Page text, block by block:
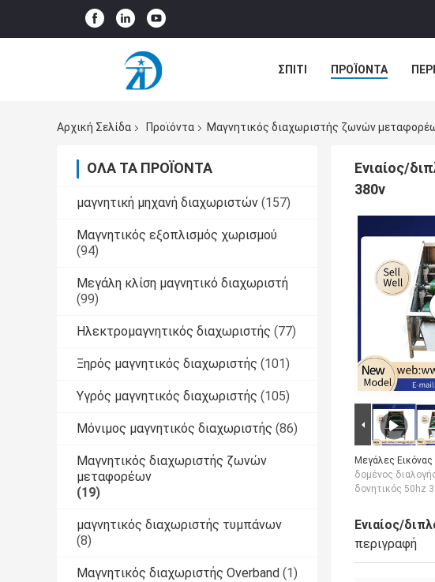
ΣΠΊΤΙ ΠΡΟΪΌΝΤΑ
Αρχική Σελίδα
Προϊόντα Μαγνητικός διαχωριστής ζωνών
ΌΛΑ ΤΑ ΠΡΟΪΌΝΤΑ
μαγνητική μηχανή διαχωριστών (157)
Μαγνητικός εξοπλισμός χωρισμού
(94)
Μεγάλη κλίση μαγνητικό διαχωριστή
(99)
Ηλεκτρομαγνητικός διαχωριστής (77)
Ξηρός μαγνητικός διαχωριστής (101)
Υγρός μαγνητικός διαχωριστής (105)
Μόνιμος μαγνητικός διαχωριστής (86)
Μαγνητικός διαχωριστής ζωνών
μεταφορέων
(19)
μαγνητικός διαχωριστής τυμπάνων
(8)
Μαγνητικός διαχωριστής Overband (1)
Ενιαίος/
380v
Μεγάλες Εικόνας
δομένος
δονητικός 50hz
Ενιαίος/
περιγραφή